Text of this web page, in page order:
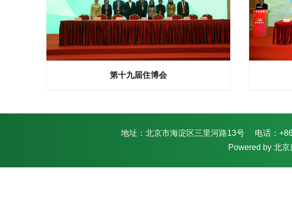
第十九届住博会
地址：北京市海淀区三里河路13号 电话：
Powered by 北